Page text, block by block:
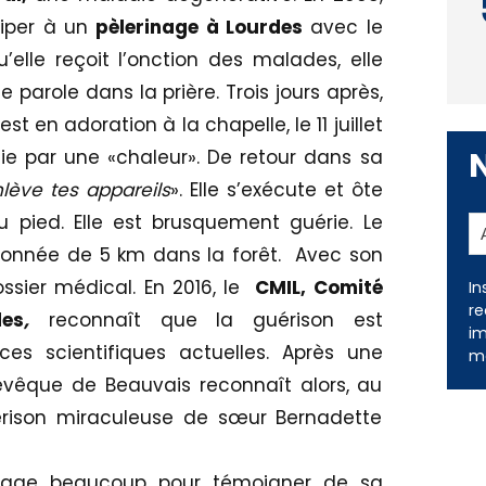
à un pèlerinage à Lourdes avec le
reçoit l’onction des malades, elle
dans la prière. Trois jours après,
en adoration à la chapelle, le 11 juillet
par une «chaleur». De retour dans sa
tes appareils». Elle s’exécute et ôte
pied. Elle est brusquement guérie. Le
de 5 km dans la forêt. Avec son
médical. En 2016, le CMIL, Comité
, reconnaît que la guérison est
scientifiques actuelles. Après une
de Beauvais reconnaît alors, au
miraculeuse de sœur Bernadette